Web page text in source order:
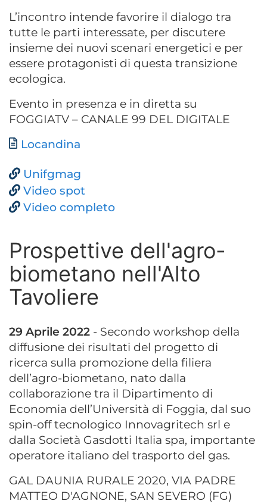
L’incontro intende favorire il dialogo tra
tutte le parti interessate, per discutere
insieme dei nuovi scenari energetici e per
essere protagonisti di questa transizione
ecologica.
Evento in presenza e in diretta su
FOGGIATV – CANALE 99 DEL DIGITALE
Documento
Locandina
Unifgmag
Video spot
Video completo
Prospettive dell'agro-
biometano nell'Alto
Tavoliere
29 Aprile 2022 - Secondo workshop della
diffusione dei risultati del progetto di
ricerca sulla promozione della filiera
dell’agro-biometano, nato dalla
collaborazione tra il Dipartimento di
Economia dell’Università di Foggia, dal suo
spin-off tecnologico Innovagritech srl e
dalla Società Gasdotti Italia spa, importante
operatore italiano del trasporto del gas.
GAL DAUNIA RURALE 2020, VIA PADRE
MATTEO D'AGNONE, SAN SEVERO (FG)